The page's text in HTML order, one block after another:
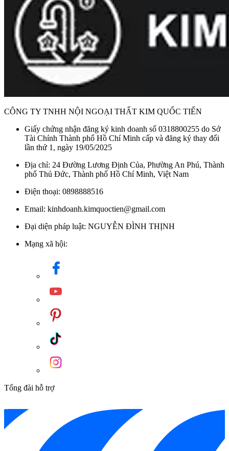
CÔNG TY TNHH NỘI NGOẠI THẤT KIM QUỐC TIẾN
Giấy chứng nhận đăng ký kinh doanh số 0318800255 do Sở
Tài Chính Thành phố Hồ Chí Minh cấp và đăng ký thay đổi
lần thứ 1, ngày 19/05/2025
Địa chỉ: 24 Đường Lương Định Của, Phường An Phú, Thành
phố Thủ Đức, Thành phố Hồ Chí Minh, Việt Nam
Điện thoại: 0898888516
Email: kinhdoanh.kimquoctien@gmail.com
Đại diện pháp luật: NGUYỄN ĐÌNH THỊNH
Mạng xã hội:
Tổng đài hỗ trợ